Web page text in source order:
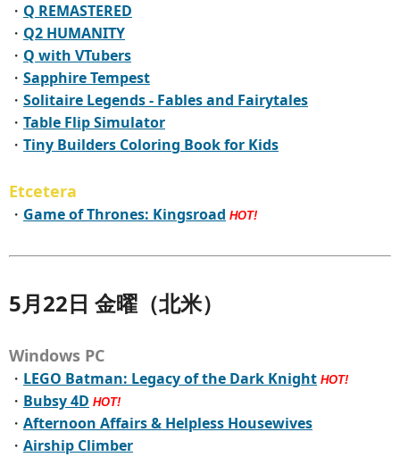
・ Q REMASTERED
・ Q2 HUMANITY
・ Q with VTubers
・ Sapphire Tempest
・ Solitaire Legends - Fables and Fairytales
・ Table Flip Simulator
・ Tiny Builders Coloring Book for Kids
Etcetera
・ Game of Thrones: Kingsroad HOT!
5月22日 金曜（北米）
Windows PC
・ LEGO Batman: Legacy of the Dark Knight HOT!
・ Bubsy 4D HOT!
・ Afternoon Affairs & Helpless Housewives
・ Airship Climber